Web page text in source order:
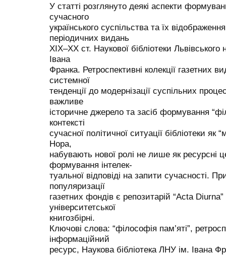
У статті розглянуто деякі аспекти
сучасного
українського суспільства та їх
періодичних видань
ХІХ–ХХ ст. Наукової бібліотеки Львівського
Івана
Франка. Ретроспективні колекції газетних
системної
тенденції до модернізації суспільних
важливе
історичне джерело та засіб формування
контексті
сучасної політичної ситуації бібліотеки як
Нора,
набувають нової ролі не лише як ресурсні
формування інтелек-
туальної відповіді на запити сучасності.
популяризації
газетних фондів є репозитарій “Acta Diurna”
університетської
книгозбірні.
Ключові слова: “філософія пам’яті”,
інформаційний
ресурс, Наукова бібліотека ЛНУ ім. Івана